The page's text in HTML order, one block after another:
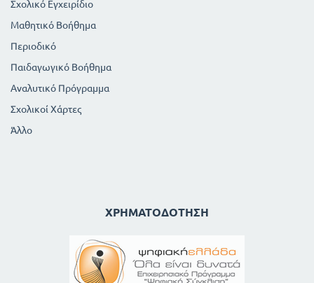
Σχολικό Εγχειρίδιο
Μαθητικό Βοήθημα
Περιοδικό
Παιδαγωγικό Βοήθημα
Αναλυτικό Πρόγραμμα
Σχολικοί Χάρτες
Άλλο
ΧΡΗΜΑΤΟΔΌΤΗΣΗ